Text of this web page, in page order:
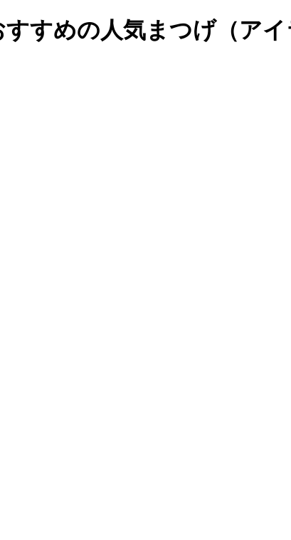
すすめの人気まつげ（ア